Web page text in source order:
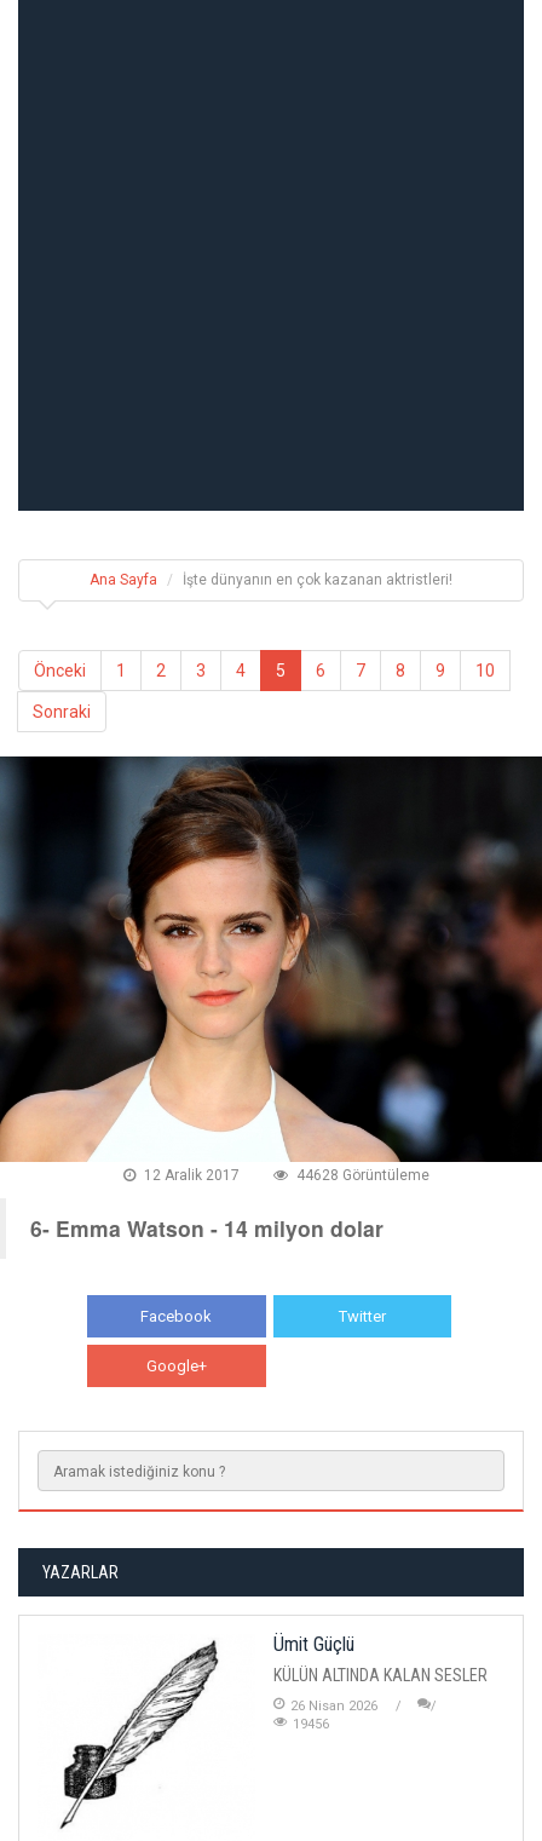
Ana Sayfa İşte dünyanın en çok kazanan aktristleri!
Önceki 1 2 3 4 5 6 7 8 9 10
Sonraki
12 Aralik 2017 44628 Görüntüleme
6- Emma Watson - 14 milyon dolar
Facebook Twitter
Google+
YAZARLAR
Ümit Güçlü
KÜLÜN ALTINDA KALAN SESLER
26 Nisan 2026
19456